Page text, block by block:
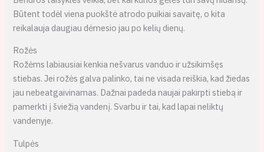
Būtent todėl viena puokštė atrodo puikiai savaitę, o kita
reikalauja daugiau dėmesio jau po kelių dienų.
Rožės
Rožėms labiausiai kenkia nešvarus vanduo ir užsikimšęs
stiebas. Jei rožės galva palinko, tai ne visada reiškia, kad žiedas
jau nebeatgaivinamas. Dažnai padeda naujai pakirpti stiebą ir
pamerkti į šviežią vandenį. Svarbu ir tai, kad lapai neliktų
vandenyje.
Tulpės